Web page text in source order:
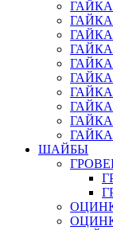
ГАЙКА
ГАЙКА
ГАЙКА
ШАЙБЫ